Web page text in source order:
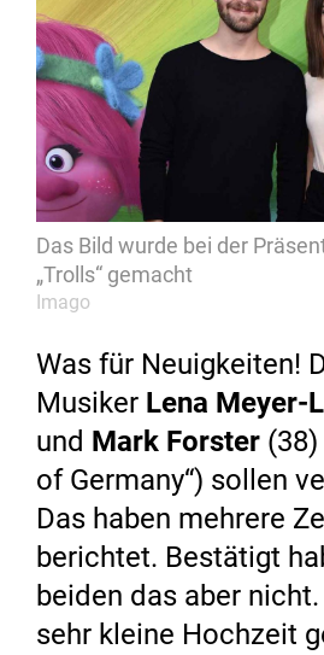
Das Bild wurde bei der
„Trolls“ gemacht
Imago
Was für Neuigkeiten!
Musiker Lena Meyer-
und Mark Forster (38)
of Germany“) sollen
Das haben mehrere
berichtet. Bestätigt
beiden das aber
sehr kleine Hochzeit